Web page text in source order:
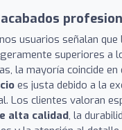
usuarios señalan que
superiores a
la mayoría coincide en
es justa debido a la
Los clientes valoran
alta calidad, la